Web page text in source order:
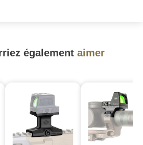
également aimer